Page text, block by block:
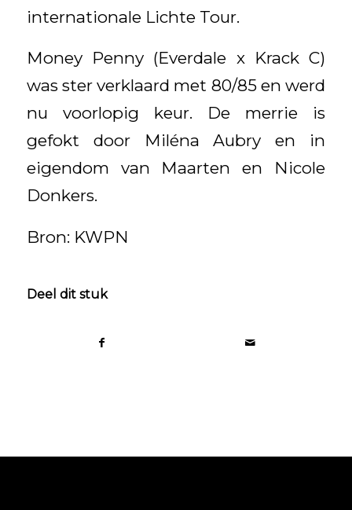
internationale Lichte Tour.
Money Penny (Everdale x Krack C)
was ster verklaard met 80/85 en werd
nu voorlopig keur. De merrie is
gefokt door Miléna Aubry en in
eigendom van Maarten en Nicole
Donkers.
Bron: KWPN
Deel dit stuk